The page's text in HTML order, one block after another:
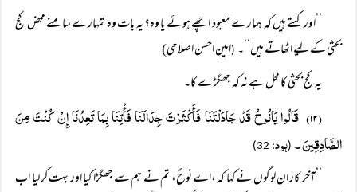
’’اور کہتے ہیں کہ ہمارے معبود اچھے ہوئے یا وہ؟ یہ بات وہ تمہارے سامنے محض کج
بحثی کے لیے اٹھاتے ہیں‘‘۔ (امین احسن اصلاحی)
یہ کج بحثی کا محل ہے نہ کہ جھگڑے کا۔
(۱۲) قَالُوا یَانُوحُ قَدْ جَادَلْتَنَا فَأَکْثَرْتَ جِدَالَنَا فَأْتِنَا بِمَا تَعِدُنَا إِنْ کُنْتَ مِنَ
الصَّادِقِینَ ۔ (ہود: 32)
’’آخر کار ان لوگوں نے کہا کہ ،اے نوحؑ، تم نے ہم سے جھگڑا کیا اور بہت کر لیا اب